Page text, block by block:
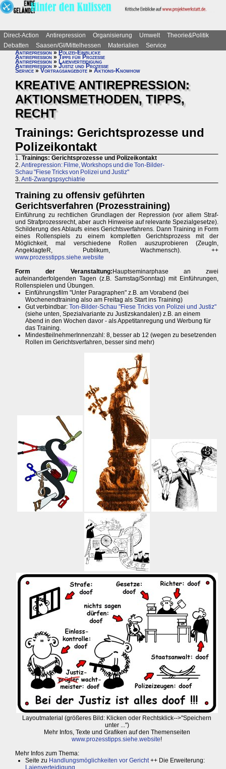
Direct-Action Antirepression Organisierung Umwelt
Theorie&Politik
Debatten
Saasen/GI/Mittelhessen Materialien
Service
Antirepression»Polizei-Einblicke
Antirepression » Tipps für Prozesse
Antirepression » Laienverteidigung
Antirepression » Justiz und Prozesse
Service » Vortragsangebote » Aktions-Knowhow
KREATIVE ANTIREPRESSION:
AKTIONSMETHODEN, TIPPS,
RECHT
Trainings: Gerichtsprozesse und
Polizeikontakt
1. Trainings: Gerichtsprozesse und Polizeikontakt
2.Antirepression: Filme, Workshops und die Ton-Bilder-
Schau "Fiese Tricks von Polizei und Justiz"
3.Anti-Zwangspsychiatrie
Training zu offensiv geführten
Gerichtsverfahren (Prozesstraining)
Einführung zu rechtlichen Grundlagen der Repression (vor allem Straf-
und Strafprozessrecht, aber auch Hinweise auf relevante Spezialgesetze).
Schilderung des Ablaufs eines Gerichtsverfahrens. Dann Training in Form
eines Rollenspiels zu einem kompletten Gerichtsprozess mit der
Möglichkeit, mal verschiedene Rollen auszuprobieren (ZeugIn,
AngeklagteR, Publikum, Wachmensch). ++
www.prozesstipps.siehe.website
Form der Veranstaltung: Hauptseminarphase an zwei
aufeinanderfolgenden Tagen (z.B. Samstag/Sonntag) mit Einführungen,
Rollenspielen und Übungen.
Einführungsfilm "Unter Paragraphen" z.B. am Vorabend (bei
Wochenendtraining also am Freitag als Start ins Training)
Gut verbindbar: Ton-Bilder-Schau "Fiese Tricks von Polizei und Justiz"
(siehe unten, Spezialvariante zu Justizskandalen) z.B. an einem
Abend in den Wochen davor - als Appetitanregung und Werbung für
das Training.
MindestteilnehmerInnenzahl: 8, besser ab 12 (wegen zu besetzenden
Rollen im Gerichtsverfahren, besser sind mehr)
Layoutmaterial (größeres Bild: Klicken oder Rechtsklick-->"Speichern
unter ...")
Mehr Infos, Texte und Grafiken auf den Themenseiten
www.prozesstipps.siehe.website!
Mehr Infos zum Thema:
Seite zu Handlungsmöglichkeiten vor Gericht++ Die Erweiterung: